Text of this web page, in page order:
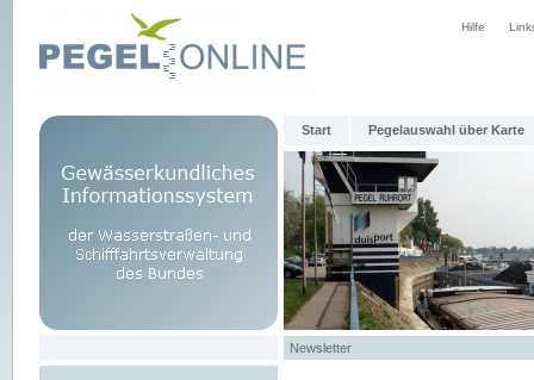
Hilfe
Start Pegelauswahl über Karte
Newsletter